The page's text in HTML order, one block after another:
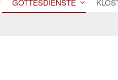
GOTTESDIENSTE